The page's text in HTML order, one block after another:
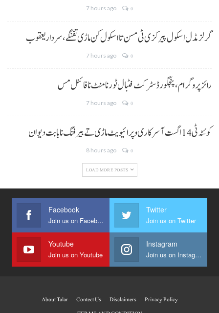
7 hours ago 0
گرلز مڈل اسکول پیرکزی ٹی مسن تا اسکول کن ماڑی تفنگے، سردار یعقوب
7 hours ago 0
رائز پروگرام، پنجگور ڈسٹرکٹ فٹبال ٹورنامنٹ نا فائنل مس
7 hours ago 0
کوئٹہ ٹی 14 اگست آ سرکاری و پرائیویٹ ماڑی تے بیرفنگ نا بابت دیوان
8 hours ago 0
LOAD MORE POSTS
Facebook
Join us on Facebook
Twitter
Join us on Twitter
Youtube
Join us on Youtube
Instagram
Join us on Instagram
About Talar Contect Us Disclaimers
Privacy Policy